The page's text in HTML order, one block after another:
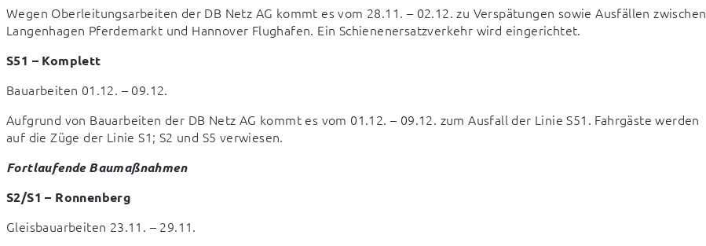
Wegen Oberleitungsarbeiten der DB Netz AG kommt es vom 28.11. – 02.12. zu Verspätungen sowie Ausfällen zwischen
Langenhagen Pferdemarkt und Hannover Flughafen. Ein Schienenersatzverkehr wird eingerichtet.
S51 – Komplett
Bauarbeiten 01.12. – 09.12.
Aufgrund von Bauarbeiten der DB Netz AG kommt es vom 01.12. – 09.12. zum Ausfall der Linie S51. Fahrgäste werden
auf die Züge der Linie S1; S2 und S5 verwiesen.
Fortlaufende Baumaßnahmen
S2/S1 – Ronnenberg
Gleisbauarbeiten 23.11. – 29.11.